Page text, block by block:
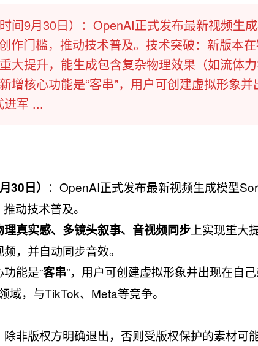
间9月30日）​​：OpenAI正式发布最新视频生
作门槛，推动技术普及。​技术突破​：新版本
大提升，能生成包含复杂物理效果（如流体
增核心功能是“客串”，用户可创建虚拟形象
进军 ...
30日）​ ：OpenAI正式发布最新视频生成模型
动技术普及。
理真实感、多镜头叙事、音视频同步 上实现重大
，并自动同步音效。
能是“客串”，用户可创建虚拟形象并出现在自
域，与TikTok、Meta等竞争。
非版权方明确退出，否则受版权保护的素材可